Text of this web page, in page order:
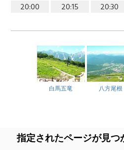
20:00
20:15 20:30
白馬五竜 八方尾根